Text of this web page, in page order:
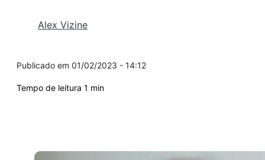
Alex Vizine
01/02/2023 - 14:12